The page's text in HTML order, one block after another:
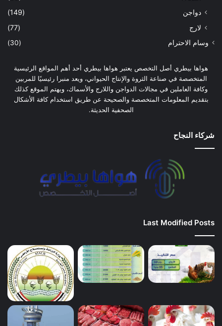
دواجن
(149)
لارج
(77)
وسام الاحترام (30)
هواها بيطري أصل التخصص يعتبر هواها بيطري أحد أهم المواقع الرئيسية
المتخصصة في صناعة الثروة والإنتاج الحيواني، ويعد منبرا رئيسيًا للمربين
وكافة العاملين في مجالات الدواجن واللارج والأسماك، ويهتم الموقع كذلك
بتقديم المعلومات المتخصصة والصحيحة عن طريق استخدام كافة الأشكال
الصحفية الحديثة.
شركاء النجاح
Last Modified Posts